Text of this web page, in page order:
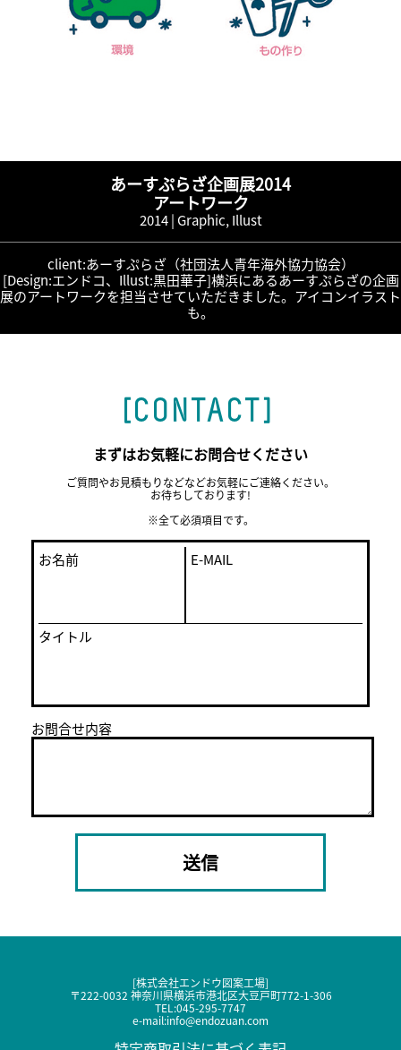
あーすぷらざ企画展2014
アートワーク
2014 | Graphic,Illust
client:あーすぷらざ（社団法人青年海外協力協会）
[Design:エンドコ、Illust:黒田華子]横浜にあるあーすぷらざの企画
展のアートワークを担当させていただきました。アイコンイラスト
も。
[CONTACT]
まずはお気軽にお問合せください
ご質問やお見積もりなどなどお気軽にご連絡ください。
お待ちしております!
※全て必須項目です。
お名前 E-MAIL
タイトル
お問合せ内容
[株式会社エンドウ図案工場]
〒222-0032 神奈川県横浜市港北区大豆戸町772-1-306
TEL:045-295-7747
e-mail:info@endozuan.com